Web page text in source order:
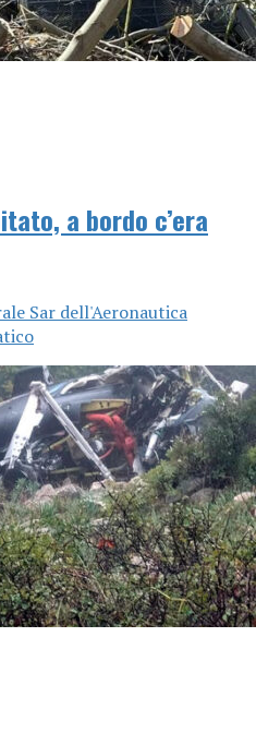
a bordo c’era
Sar dell'Aeronautica